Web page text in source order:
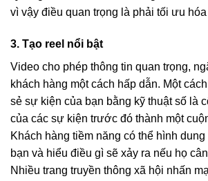
vì vậy điều quan trọng là phải tối ưu
3. Tạo reel nổi bật
Video cho phép thông tin quan trọng,
khách hàng một cách hấp dẫn. Một
sẻ sự kiện của bạn bằng kỹ thuật số là
của các sự kiện trước đó thành một
Khách hàng tiềm năng có thể hình
bạn và hiểu điều gì sẽ xảy ra nếu họ
Nhiều trang truyền thông xã hội nhấn